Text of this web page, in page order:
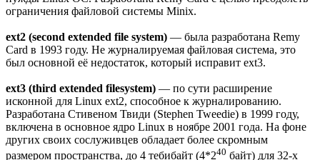
ограничения файловой системы Minix.
ext2 (second extended file system) — была разработана Remy
Card в 1993 году. Не журналируемая файловая система, это
был основной её недостаток, который исправит ext3.
ext3 (third extended filesystem) — по сути расширение
исконной для Linux ext2, способное к журналированию.
Разработана Стивеном Твиди (Stephen Tweedie) в 1999 году,
включена в основное ядро Linux в ноябре 2001 года. На фоне
других своих сослуживцев обладает более скромным
размером пространства, до 4 тебибайт (4*240 байт) для 32-х